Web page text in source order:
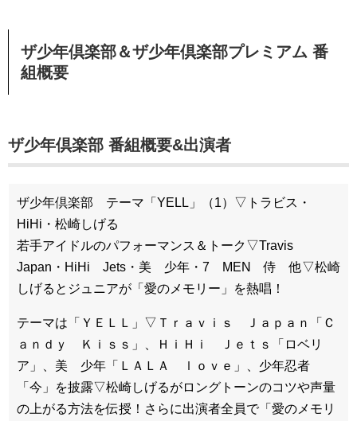
ザ少年倶楽部＆ザ少年倶楽部プレミアム 番
組概要
ザ少年倶楽部 番組概要&出演者
ザ少年倶楽部 テーマ「YELL」（1）▽トラビス・
HiHi・松崎しげる
若手アイドルのパフォーマンス＆トーク▽Travis
Japan・HiHi Jets・美 少年・7 MEN 侍 他▽松崎
しげるとジュニアが「愛のメモリー」を熱唱！
テーマは「ＹＥＬＬ」▽Ｔｒａｖｉｓ Ｊａｐａｎ「Ｃ
ａｎｄｙ Ｋｉｓｓ」、ＨｉＨｉ Ｊｅｔｓ「ロベリ
ア」、美 少年「ＬＡＬＡ ｌｏｖｅ」、少年忍者
「今」を披露▽松崎しげるがロングトーンのコツや声量
の上がる方法を伝授！さらに出演者全員で「愛のメモリ